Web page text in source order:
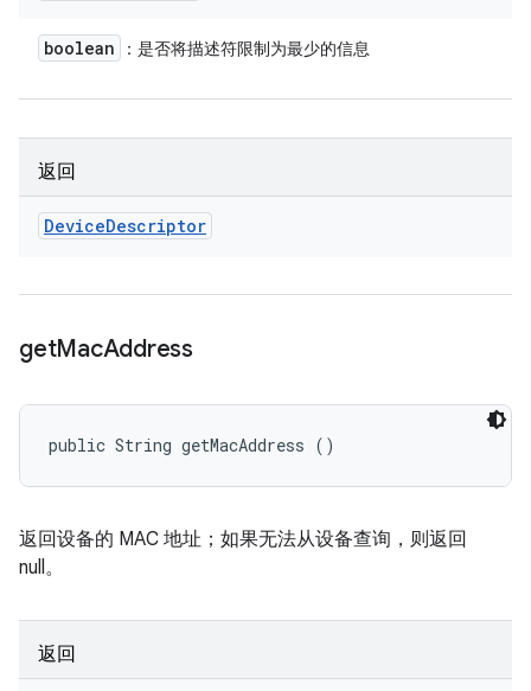
boolean ：是否将描述符限制为最少的信息
返回
DeviceDescriptor
getMacAddress
public String getMacAddress ()
返回设备的 MAC 地址；如果无法从设备查询，则返回
null。
返回